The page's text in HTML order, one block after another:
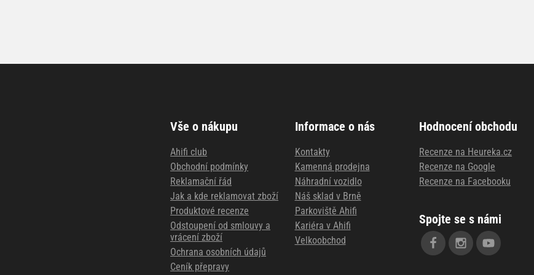
Vše o nákupu
Ahifi club
Obchodní podmínky
Reklamační řád
Jak a kde reklamovat zboží
Produktové recenze
Odstoupení od smlouvy a
vrácení zboží
Ochrana osobních údajů
Ceník přepravy
Informace o nás
Kontakty
Kamenná prodejna
Náhradní vozidlo
Náš sklad v Brně
Parkoviště Ahifi
Kariéra v Ahifi
Velkoobchod
Hodnocení obchodu
Recenze na Heureka.cz
Recenze na Google
Recenze na Facebooku
Spojte se s námi